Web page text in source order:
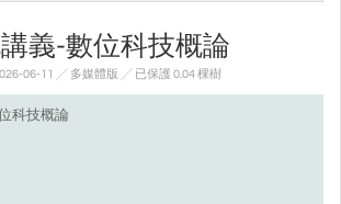
義-數位科技概論
06-11 ╱ 多媒體版 ╱ 已保護 0.04 棵樹
科技概論